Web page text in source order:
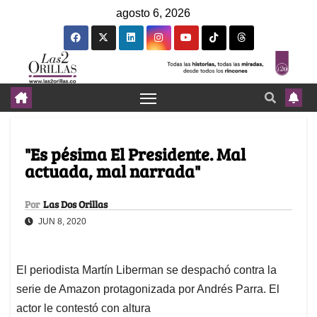
agosto 6, 2026
"Es pésima El Presidente. Mal
actuada, mal narrada"
Por Las Dos Orillas
JUN 8, 2020
El periodista Martín Liberman se despachó contra la
serie de Amazon protagonizada por Andrés Parra. El
actor le contestó con altura